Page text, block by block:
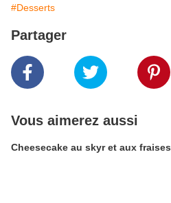
#Desserts
Partager
Vous aimerez aussi
Cheesecake au skyr et aux fraises